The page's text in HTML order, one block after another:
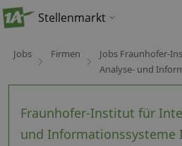
Stellenmarkt
Jobs Firmen
Jobs Fraunhofer-
Analyse- und
Fraunhofer-Institut für
und Informationssysteme